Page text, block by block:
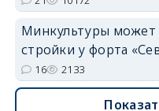
Минкультуры может
стройки у форта
16 2133